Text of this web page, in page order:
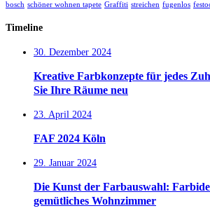
bosch schöner wohnen tapete Graffiti streichen fugenlos
Timeline
30. Dezember 2024
Kreative Farbkonzepte für jedes
Sie Ihre Räume neu
23. April 2024
FAF 2024 Köln
29. Januar 2024
Die Kunst der Farbauswahl:
gemütliches Wohnzimmer